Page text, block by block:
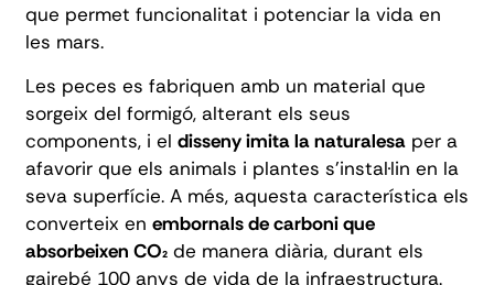
que permet funcionalitat i potenciar la vida en
les mars.
Les peces es fabriquen amb un material que
sorgeix del formigó, alterant els seus
components, i el disseny imita la naturalesaper a
afavorir que els animals i plantes s'instal·lin en la
seva superfície. A més, aquesta característica els
converteix en embornals de carboni que
absorbeixen CO₂de manera diària, durant els
gairebé 100 anys de vida de la infraestructura.